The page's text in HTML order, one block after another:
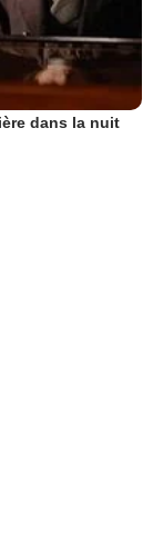
dans la nuit